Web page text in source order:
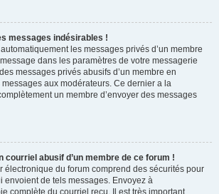
messages indésirables !
les messages privés d’un membre
dans les paramètres de votre messagerie
messages privés abusifs d’un membre en
aux modérateurs. Ce dernier a la
un membre d’envoyer des messages
courriel abusif d’un membre de ce forum !
électronique du forum comprend des sécurités pour
envoient de tels messages. Envoyez à
complète du courriel reçu. Il est très important